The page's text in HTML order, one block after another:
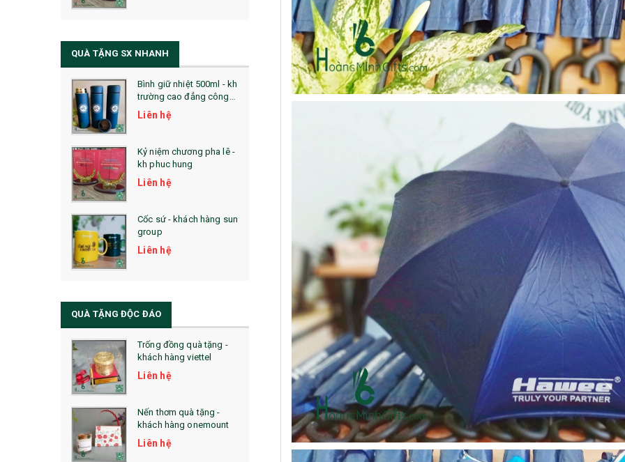
QUÀ TẶNG SX NHANH
Bình giữ nhiệt 500ml - kh
trường cao đẳng công
nghệ bách khoa hà nội
Liên hệ
Kỷ niệm chương pha lê -
kh phuc hung
Liên hệ
Cốc sứ - khách hàng sun
group
Liên hệ
Bộ sổ bút cao cấp -
khách hàng evs
j82 10.000mah - khách
hàng nam thắng
Bình nước thủy tinh có
dây xách
Liên hệ
Cốc giữ nhiệt 500ml
Pin sạc dự phòng hoco
j82 10.000mah - khách
hàng synnex fpt
Liên hệ
Hộp namecard kim loại
khắc logo
Liên hệ
QUÀ TẶNG ĐỘC ĐÁO
Trống đồng quà tặng -
khách hàng viettel
Liên hệ
Nến thơm quà tặng -
khách hàng onemount
Liên hệ
Hộp da cao cấp đựng
rượu
Liên hệ
Mũ bảo hộ hàn quốc
sseda - onehousing
Liên hệ
Liên hệ
Loa bluetooth kimiso
bs02 - kh vicem
Liên hệ